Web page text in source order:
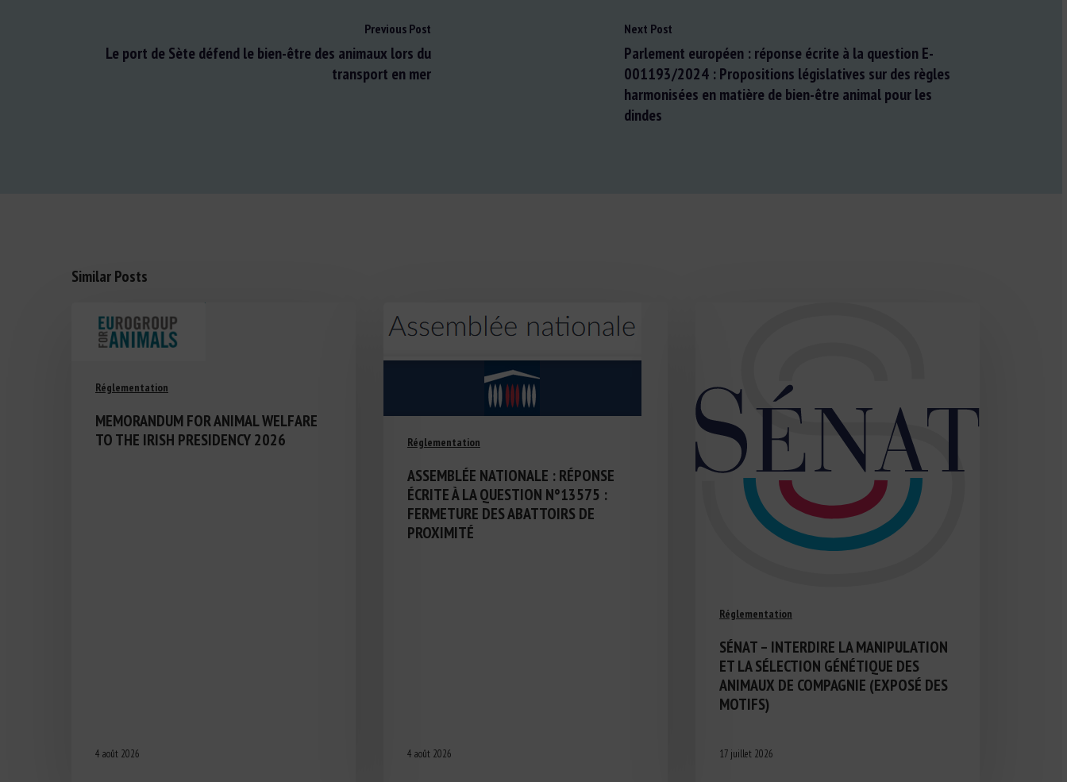
Previous Post
Le port de Sète défend le bien-être des animaux lors du
transport en mer
Next Post
Parlement européen : réponse écrite à la question E-
001193/2024 : Propositions législatives sur des règles
harmonisées en matière de bien-être animal pour les
dindes
Similar Posts
Réglementation
MEMORANDUM FOR ANIMAL WELFARE
TO THE IRISH PRESIDENCY 2026
4 août 2026
Réglementation
ASSEMBLÉE NATIONALE : RÉPONSE
ÉCRITE À LA QUESTION N°13575 :
FERMETURE DES ABATTOIRS DE
PROXIMITÉ
4 août 2026
Réglementation
SÉNAT – INTERDIRE LA MANIPULATION
ET LA SÉLECTION GÉNÉTIQUE DES
ANIMAUX DE COMPAGNIE (EXPOSÉ DES
MOTIFS)
17 juillet 2026